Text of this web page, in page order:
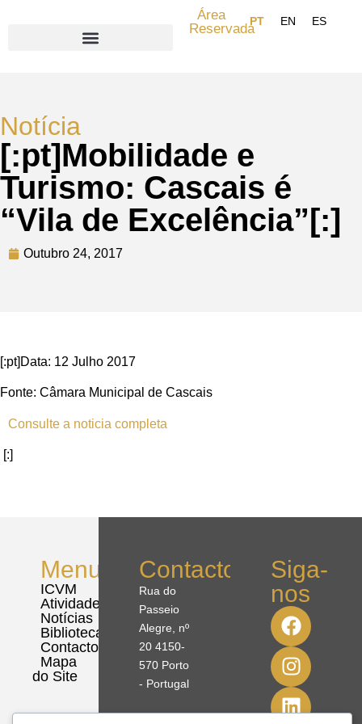
Área
Reservada
Notícia
[:pt]Mobilidade e
Turismo: Cascais é
“Vila de Excelência”[:]
Outubro 24, 2017
[:pt]Data: 12 Julho 2017
Fonte: Câmara Municipal de Cascais
Consulte a noticia completa
[:]
Menu
ICVM
Atividades
Notícias
Biblioteca
Contactos
Mapa
do Site
Contactos
Rua do
Passeio
Alegre, nº
20 4150-
570 Porto
- Portugal
Siga-
nos